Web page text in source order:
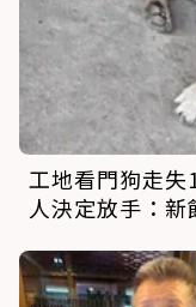
工地看門狗走
人決定放手：